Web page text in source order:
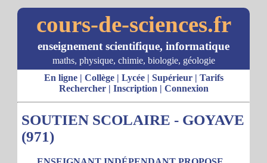
cours-de-sciences.fr
enseignement scientifique, informatique
maths, physique, chimie, biologie, géologie
En ligne| Collège| Lycée| Supérieur| Tarifs
Rechercher| Inscription | Connexion
SOUTIEN SCOLAIRE - GOYAVE
(971)